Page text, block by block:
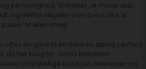
personlighed. Vi mener, at mode skal
og derfor tilbyder vi en bred vifte af
til alles smag.
efter en gave til en med en særlig særhed
du har brug for. Vores kollektion
til forskellige hobbyer, interesser og